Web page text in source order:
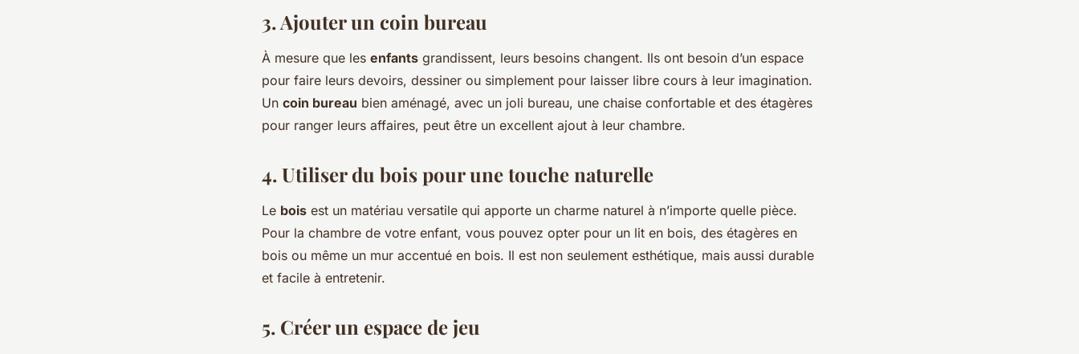
3. Ajouter un coin bureau
À mesure que les enfants grandissent, leurs besoins changent. Ils ont besoin d’un espace
pour faire leurs devoirs, dessiner ou simplement pour laisser libre cours à leur imagination.
Un coin bureau bien aménagé, avec un joli bureau, une chaise confortable et des étagères
pour ranger leurs affaires, peut être un excellent ajout à leur chambre.
4. Utiliser du bois pour une touche naturelle
Le bois est un matériau versatile qui apporte un charme naturel à n’importe quelle pièce.
Pour la chambre de votre enfant, vous pouvez opter pour un lit en bois, des étagères en
bois ou même un mur accentué en bois. Il est non seulement esthétique, mais aussi durable
et facile à entretenir.
5. Créer un espace de jeu